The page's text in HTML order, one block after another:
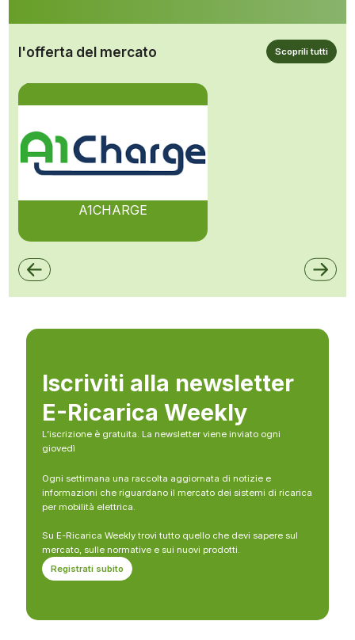
l'offerta del mercato Scoprili tutti
A1CHARGE
Iscriviti alla newsletter
E-Ricarica Weekly
L’iscrizione è gratuita. La newsletter viene inviato ogni
giovedì
Ogni settimana una raccolta aggiornata di notizie e
informazioni che riguardano il mercato dei sistemi di ricarica
per mobilità elettrica.
Su E-Ricarica Weekly trovi tutto quello che devi sapere sul
mercato, sulle normative e sui nuovi prodotti.
Registrati subito